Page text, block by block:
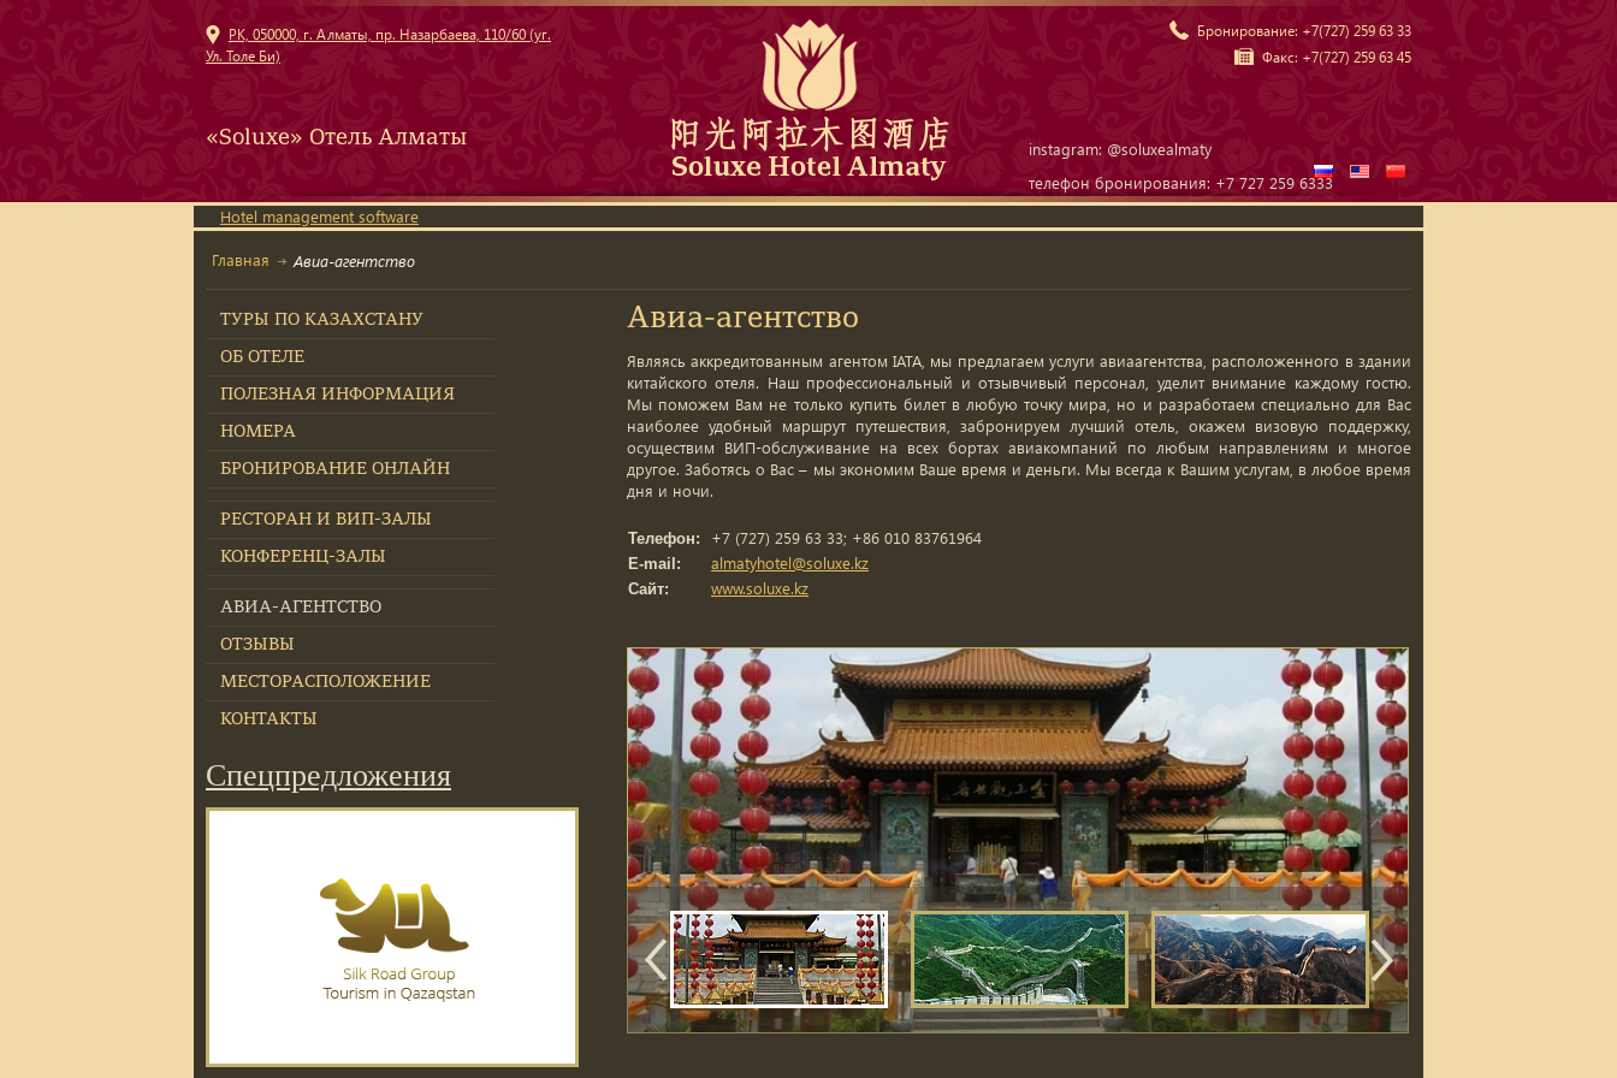
РК, 050000, г. Алматы, пр. Назарбаева, 110/60 (уг.
Ул. Толе Би)
«Soluxe» Отель Алматы
Бронирование: +7(727) 259 63 33
Факс: +7(727) 259 63 45
instagram: @soluxealmaty
телефон бронирования: +7 727 259 6333
Hotel management software
Главная Авиа-агентство
ТУРЫ ПО КАЗАХСТАНУ
ОБ ОТЕЛЕ
ПОЛЕЗНАЯ ИНФОРМАЦИЯ
НОМЕРА
БРОНИРОВАНИЕ ОНЛАЙН
РЕСТОРАН И ВИП-ЗАЛЫ
КОНФЕРЕНЦ-ЗАЛЫ
АВИА-АГЕНТСТВО
ОТЗЫВЫ
МЕСТОРАСПОЛОЖЕНИЕ
КОНТАКТЫ
Спецпредложения
Авиа-агентство
Являясь аккредитованным агентом IATA, мы предлагаем услуги авиаагентства, расположенного в здании
китайского отеля. Наш профессиональный и отзывчивый персонал, уделит внимание каждому гостю.
Мы поможем Вам не только купить билет в любую точку мира, но и разработаем специально для Вас
наиболее удобный маршрут путешествия, забронируем лучший отель, окажем визовую поддержку,
осуществим ВИП-обслуживание на всех бортах авиакомпаний по любым направлениям и многое
другое. Заботясь о Вас – мы экономим Ваше время и деньги. Мы всегда к Вашим услугам, в любое время
дня и ночи.
Телефон: +7 (727) 259 63 33; +86 010 83761964
E-mail: almatyhotel@soluxe.kz
Сайт: www.soluxe.kz